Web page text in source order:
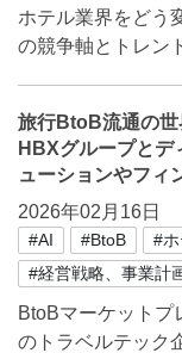
ホテル業界をどう
の競争軸とトレン
旅行BtoB流通の世
HBXグループとデ
ューションやフィ
2026年02月16日
#AI #BtoB
#
#経営戦略、事業計
BtoBマーケットプ
のトラベルテック